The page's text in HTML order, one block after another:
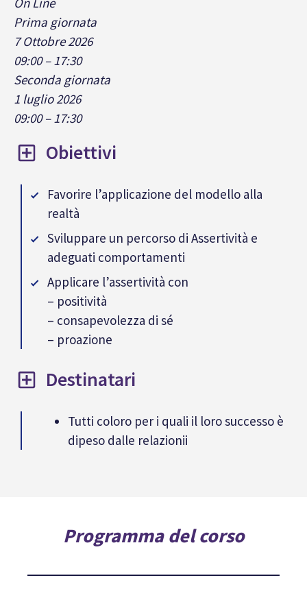
Prima giornata
7 Ottobre 2026
09:00 – 17:30
Seconda giornata
1 luglio 2026
09:00 – 17:30
Obiettivi
Favorire l’applicazione del modello alla
realtà
Sviluppare un percorso di Assertività e
adeguati comportamenti
Applicare l’assertività con
– positività
– consapevolezza di sé
– proazione
Destinatari
Tutti coloro per i quali il loro successo è
dipeso dalle relazionii
Programma del corso